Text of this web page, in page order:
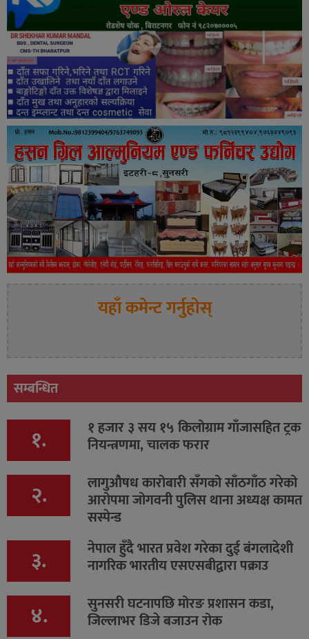
यहाँ कमेन्ट गर्नुहोस्
सम्बन्धित
१. १ हजार ३ सय १५ किलोग्राम गाँजासहित ट्रक
नियन्त्रणमा, चालक फरार
२. लागुऔषध कारोबारी सँगको साँठगाँठ गरेको
आरोपमा जोगवनी पुलिस थाना अध्यक्ष कामत
सस्पेन्ड
३. नेपाल हुँदै भारत प्रवेश गरेका दुई बंगलादेशी
नागरिक भारतीय एसएसबीद्वारा पक्राउ
४. सुनसरी घटनापछि मोरङ प्रशासन कडा,
जिल्लाभर डिजे बजाउन रोक